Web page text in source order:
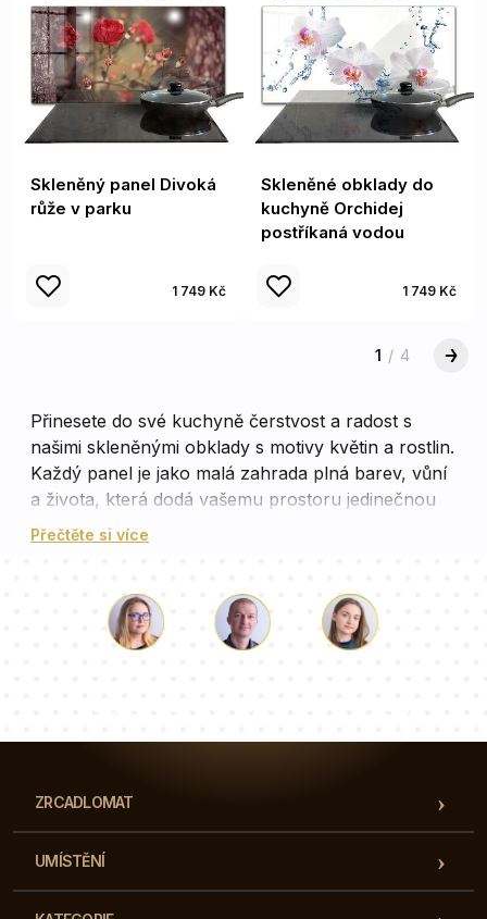
Skleněný panel Divoká
růže v parku
1 749 Kč
Skleněné obklady do
kuchyně Orchidej
postříkaná vodou
1 749 Kč
1 / 4
Přinesete do své kuchyně čerstvost a radost s
našimi skleněnými obklady s motivy květin a rostlin.
Každý panel je jako malá zahrada plná barev, vůní
a života, která dodá vašemu prostoru jedinečnou
atmosféru. Užijte si každou chvíli strávenou v této
Přečtěte si více
ZRCADLOMAT
UMÍSTĚNÍ